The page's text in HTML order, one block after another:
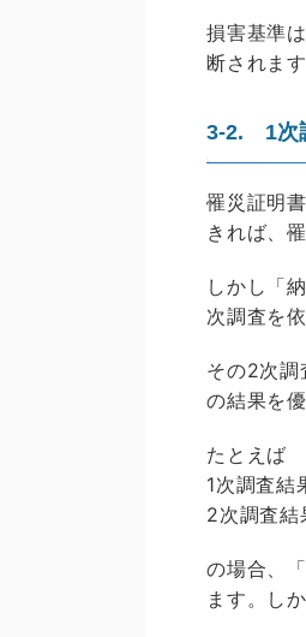
損害基準
断されます
3-2. 1次
罹災証明
きれば、
しかし「
次調査を
その2次調
の結果を
たとえば
1次調査結
2次調査結
の場合、
ます。し